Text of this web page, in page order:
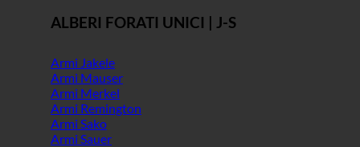
ALBERI FORATI UNICI | J-S
Armi Jakele
Armi Mauser
Armi Merkel
Armi Remington
Armi Sako
Armi Sauer